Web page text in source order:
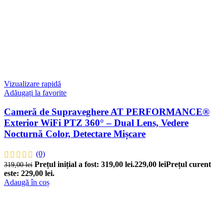
Vizualizare rapidă
Adăugați la favorite
Cameră de Supraveghere AT PERFORMANCE®
Exterior WiFi PTZ 360° – Dual Lens, Vedere
Nocturnă Color, Detectare Mișcare
(0)
319,00lei Prețul inițial a fost: 319,00 lei.229,00 leiPrețul curent
este: 229,00 lei.
Adaugă în coș